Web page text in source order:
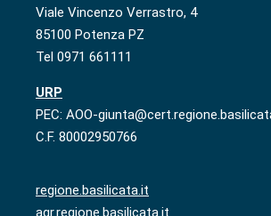
Viale Vincenzo Verrastro, 4
85100 Potenza PZ
Tel 0971 661111
URP
PEC: AOO-
C.F. 80002950766
regione.basilicata.it
agr.regione.basilicata.it